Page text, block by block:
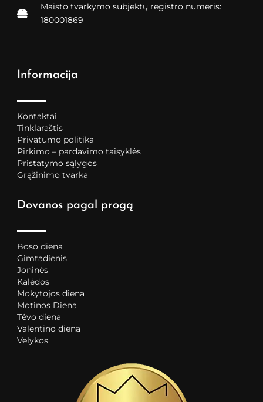
Maisto tvarkymo subjektų registro numeris:
180001869
Informacija
Kontaktai
Tinklaraštis
Privatumo politika
Pirkimo – pardavimo taisyklės
Pristatymo sąlygos
Grąžinimo tvarka
Dovanos pagal progą
Boso diena
Gimtadienis
Joninės
Kalėdos
Mokytojos diena
Motinos Diena
Tėvo diena
Valentino diena
Velykos